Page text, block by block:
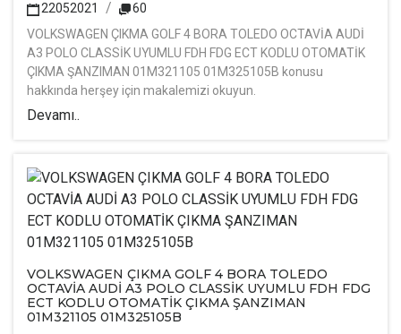
22052021
60
VOLKSWAGEN ÇIKMA GOLF 4 BORA TOLEDO OCTAVİA AUDİ
A3 POLO CLASSİK UYUMLU FDH FDG ECT KODLU OTOMATİK
ÇIKMA ŞANZIMAN 01M321105 01M325105B konusu
hakkında herşey için makalemizi okuyun.
Devamı..
VOLKSWAGEN ÇIKMA GOLF 4 BORA TOLEDO
OCTAVİA AUDİ A3 POLO CLASSİK UYUMLU FDH FDG
ECT KODLU OTOMATİK ÇIKMA ŞANZIMAN
01M321105 01M325105B